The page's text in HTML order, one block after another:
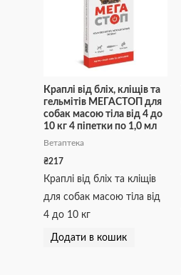
Краплі від бліх, кліщів та
гельмітів МЕГАСТОП для
собак масою тіла від 4 до
10 кг 4 піпетки по 1,0 мл
Ветаптека
₴217
Краплі від бліх та кліщів
для собак масою тіла від
4 до 10 кг
Додати в кошик